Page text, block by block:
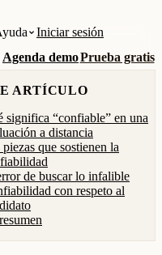
Iniciar sesión
Agenda demoPrueba gratis
ARTÍCULO
significa “confiable” en una
a distancia
que sostienen la
de buscar lo infalible
con respeto al